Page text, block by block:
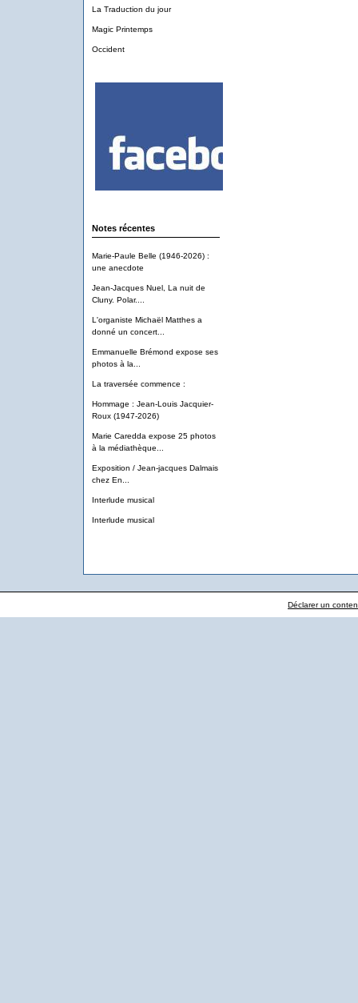
La Traduction du jour
Magic Printemps
Occident
Notes récentes
Marie-Paule Belle (1946-2026) :
une anecdote
Jean-Jacques Nuel, La nuit de
Cluny. Polar....
L'organiste Michaël Matthes a
donné un concert...
Emmanuelle Brémond expose ses
photos à la...
La traversée commence :
Hommage : Jean-Louis Jacquier-
Roux (1947-2026)
Marie Caredda expose 25 photos
à la médiathèque...
Exposition / Jean-jacques Dalmais
chez En...
Interlude musical
Interlude musical
Déclarer un